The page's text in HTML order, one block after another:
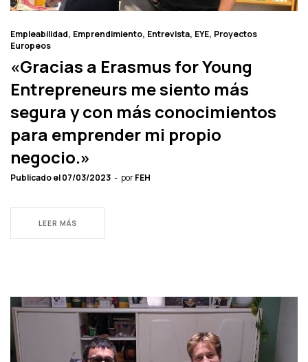
Empleabilidad Emprendimiento Entrevista EYE Proyectos
Europeos
«Gracias a Erasmus for Young
Entrepreneurs me siento más
segura y con más conocimientos
para emprender mi propio
negocio.»
Publicado el07/03/2023 porFEH
LEER MÁS